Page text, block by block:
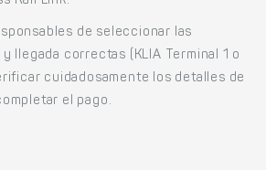
de seleccionar las
llegada correctas (KLIA Terminal 1 o
cuidadosamente los detalles de
el pago.